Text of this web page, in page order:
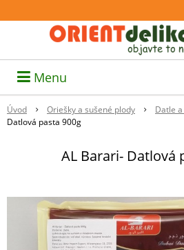
Menu
Úvod Oriešky a sušené plody Datle
Datlová pasta 900g
AL Barari- Datlová